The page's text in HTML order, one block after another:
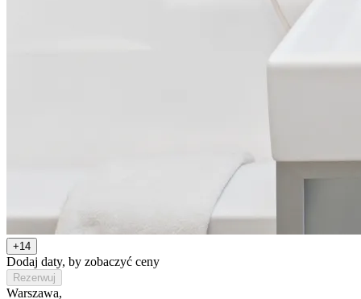
+14
Dodaj daty, by zobaczyć ceny
Rezerwuj
Warszawa,